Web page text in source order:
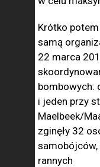
Krótko
samą
22 marca
bombowych:
i jeden przy
Maelbeek/
zginęły 32
samobójców,
rannych